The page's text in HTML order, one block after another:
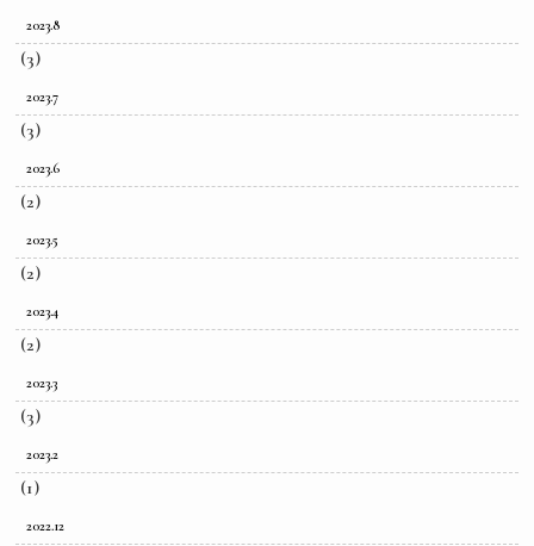
2023.8
(3)
2023.7
(3)
2023.6
(2)
2023.5
(2)
2023.4
(2)
2023.3
(3)
2023.2
(1)
2022.12